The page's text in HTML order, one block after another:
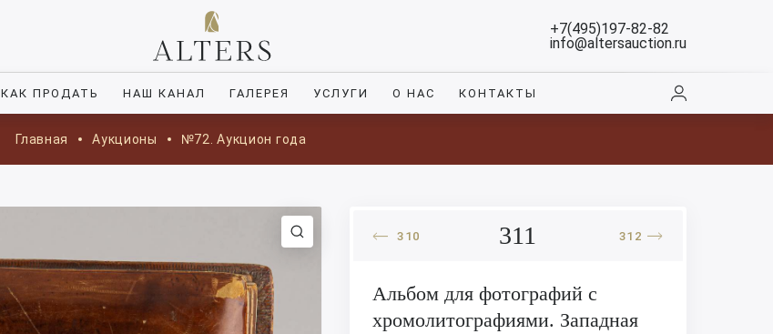
+7(495)197-82-82
info@altersauction.ru
КАК ПРОДАТЬ НАШ КАНАЛ ГАЛЕРЕЯ УСЛУГИ О НАС КОНТАКТЫ
Главная Аукционы №72. Аукцион года
310 311 312
Альбом для фотографий с
хромолитографиями. Западная